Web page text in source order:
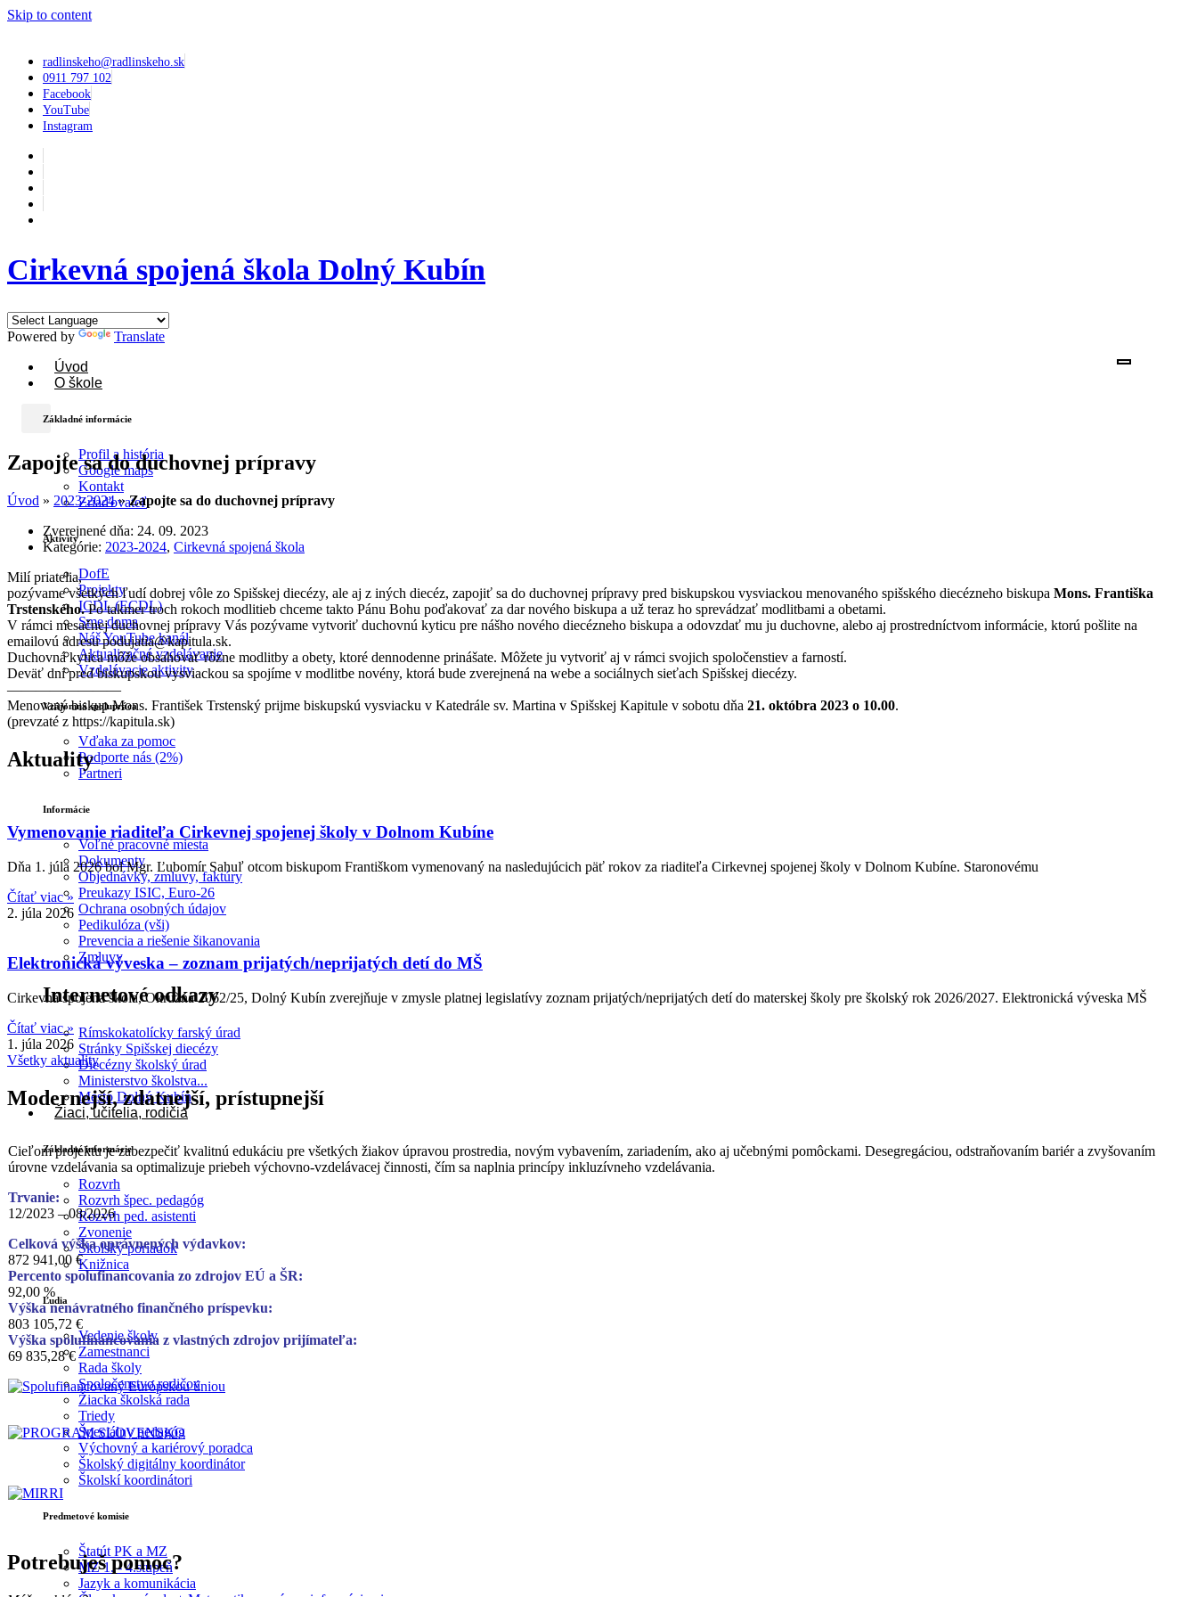
Skip to content
radlinskeho@radlinskeho.sk
0911 797 102
Facebook
YouTube
Instagram
Cirkevná spojená škola Dolný Kubín
Powered by
Translate
Úvod
O škole
Základné informácie
Profil a história
Google maps
Kontakt
Zriaďovateľ
Aktivity
DofE
Projekty
ICDL (ECDL)
Sme doma
Náš YouTube kanál
Aktualizačné vzdelávanie
Vzdelávacie aktivity
Vzájomná spolupráca
Vďaka za pomoc
Podporte nás (2%)
Partneri
Informácie
Voľné pracovné miesta
Dokumenty
Objednávky, zmluvy, faktúry
Preukazy ISIC, Euro-26
Ochrana osobných údajov
Pedikulóza (vši)
Prevencia a riešenie šikanovania
Zmluvy
Internetové odkazy
Rímskokatolícky farský úrad
Stránky Spišskej diecézy
Diecézny školský úrad
Ministerstvo školstva...
Mesto Dolný Kubín
Žiaci, učitelia, rodičia
Základné informácie
Rozvrh
Rozvrh špec. pedagóg
Rozvrh ped. asistenti
Zvonenie
Školský poriadok
Knižnica
Ľudia
Vedenie školy
Zamestnanci
Rada školy
Spoločenstvo rodičov
Žiacka školská rada
Triedy
Špeciálny pedagóg
Výchovný a kariérový poradca
Školský digitálny koordinátor
Školskí koordinátori
Predmetové komisie
Štatút PK a MZ
MZ 1. - 4.stupeň
Jazyk a komunikácia
Zapojte sa do duchovnej prípravy
Úvod » 2023-2024»Zapojte sa do duchovnej prípravy
Zverejnené dňa: 24. 09. 2023
Kategórie: 2023-2024, Cirkevná spojená škola
Milí priatelia,
pozývame všetkých ľudí dobrej vôle zo Spišskej diecézy, ale aj z iných diecéz, zapojiť sa do duchovnej prípravy pred biskupskou vysviackou menovaného spišského diecézneho biskupa Mons. Františka
Trstenského.Po takmer troch rokoch modlitieb chceme takto Pánu Bohu poďakovať za dar nového biskupa a už teraz ho sprevádzať modlitbami a obetami.
V rámci mesačnej duchovnej prípravy Vás pozývame vytvoriť duchovnú kyticu pre nášho nového diecézneho biskupa a odovzdať mu ju duchovne, alebo aj prostredníctvom informácie, ktorú pošlite na
emailovú adresu podujatia@kapitula.sk.
Duchovná kytica môže obsahovať rôzne modlitby a obety, ktoré dennodenne prinášate. Môžete ju vytvoriť aj v rámci svojich spoločenstiev a farností.
Deväť dní pred biskupskou vysviackou sa spojíme v modlitbe novény, ktorá bude zverejnená na webe a sociálnych sieťach Spišskej diecézy.
————————
Menovaný biskup Mons. František Trstenský prijme biskupskú vysviacku v Katedrále sv. Martina v Spišskej Kapitule v sobotu dňa 21. októbra 2023 o 10.00.
(prevzaté z https://kapitula.sk)
Aktuality
Vymenovanie riaditeľa Cirkevnej spojenej školy v Dolnom Kubíne
Dňa 1. júla 2026 bol Mgr. Ľubomír Sahuľ otcom biskupom Františkom vymenovaný na nasledujúcich päť rokov za riaditeľa Cirkevnej spojenej školy v Dolnom Kubíne. Staronovému
Čítať viac »
2. júla 2026
Elektronická výveska – zoznam prijatých/neprijatých detí do MŠ
Cirkevná spojená škola, Okružná 2062/25, Dolný Kubín zverejňuje v zmysle platnej legislatívy zoznam prijatých/neprijatých detí do materskej školy pre školský rok 2026/2027. Elektronická výveska MŠ
Čítať viac »
1. júla 2026
Všetky aktuality
Modernejší, zdatnejší, prístupnejší
Cieľom projektu je zabezpečiť kvalitnú edukáciu pre všetkých žiakov úpravou prostredia, novým vybavením, zariadením, ako aj učebnými pomôckami. Desegregáciou, odstraňovaním bariér a zvyšovaním
úrovne vzdelávania sa optimalizuje priebeh výchovno-vzdelávacej činnosti, čím sa naplnia princípy inkluzívneho vzdelávania.
Trvanie:
12/2023 – 08/2026
Celková výška oprávnených výdavkov:
872 941,00 €
Percento spolufinancovania zo zdrojov EÚ a ŠR:
92,00 %
Výška nenávratného finančného príspevku:
803 105,72 €
Výška spolufinancovania z vlastných zdrojov prijímateľa:
69 835,28 €
Potrebuješ pomoc?